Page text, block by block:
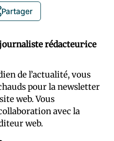
Partager
rédacteur·ice
de l’actualité, vous
pour la newsletter
web. Vous
avec la
web.